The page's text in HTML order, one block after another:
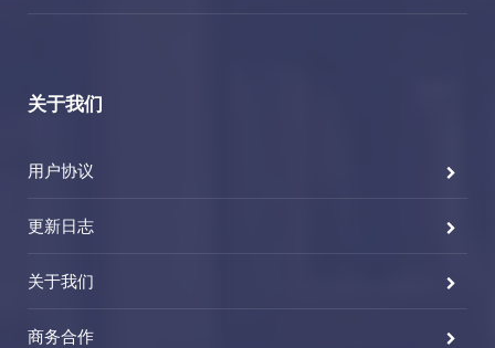
关于我们
用户协议
更新日志
关于我们
商务合作